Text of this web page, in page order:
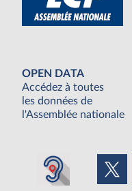
OPEN DATA
Accédez à toutes
les données de
l'Assemblée nationale